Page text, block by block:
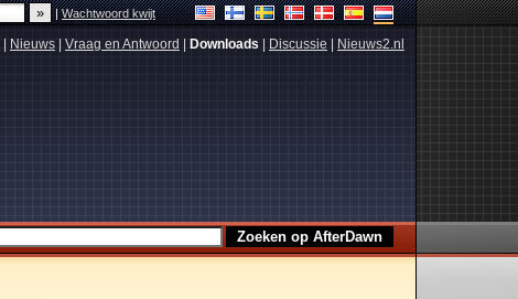
|Wachtwoord kwijt
Nieuws Vraag en Antwoord Downloads Discussie Nieuws2.nl